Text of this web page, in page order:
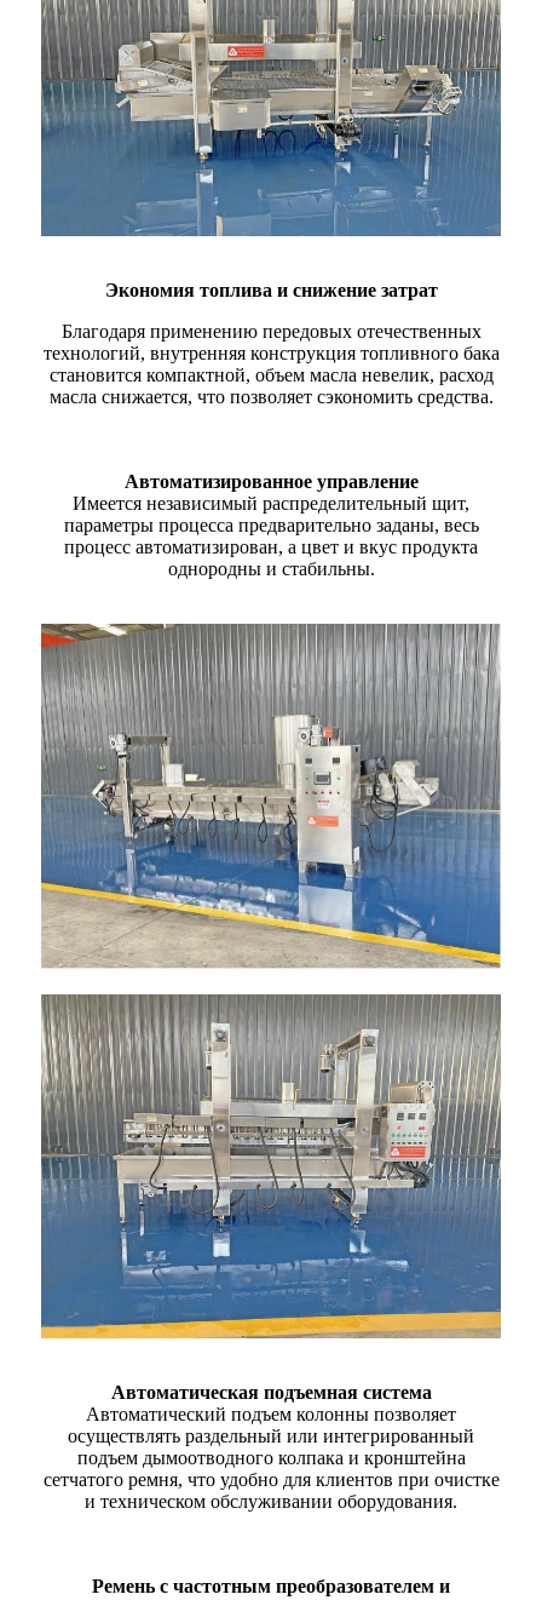
Экономия топлива и снижение затрат
Благодаря применению передовых отечественных
технологий, внутренняя конструкция топливного бака
становится компактной, объем масла невелик, расход
масла снижается, что позволяет сэкономить средства.
Автоматизированное управление
Имеется независимый распределительный щит,
параметры процесса предварительно заданы, весь
процесс автоматизирован, а цвет и вкус продукта
однородны и стабильны.
Автоматическая подъемная система
Автоматический подъем колонны позволяет
осуществлять раздельный или интегрированный
подъем дымоотводного колпака и кронштейна
сетчатого ремня, что удобно для клиентов при очистке
и техническом обслуживании оборудования.
Ремень с частотным преобразователем и